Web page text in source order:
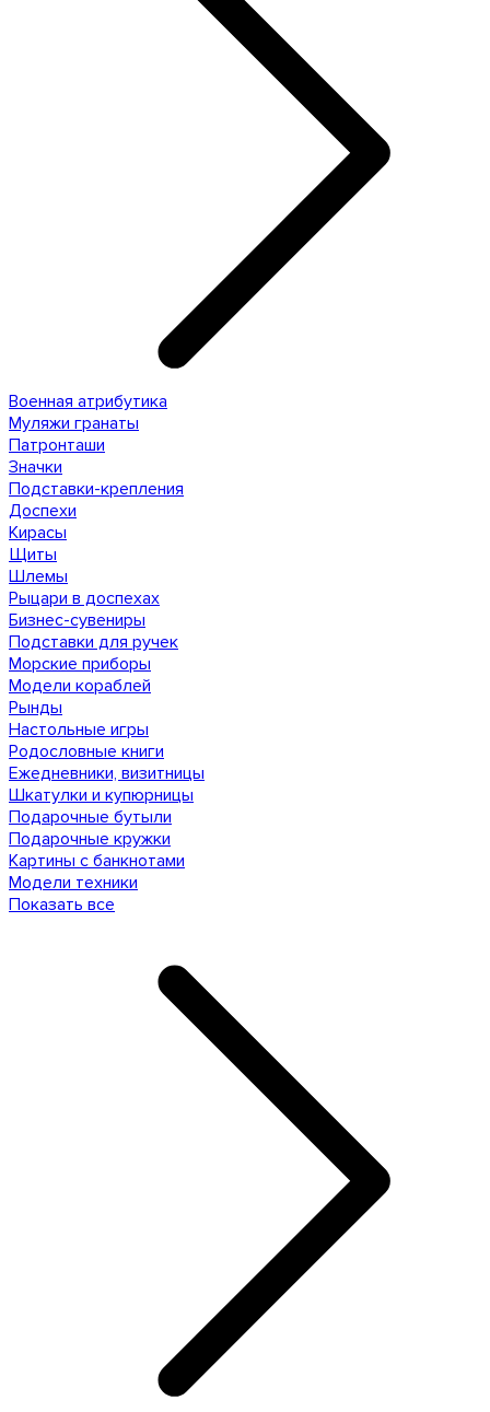
Военная атрибутика
Муляжи гранаты
Патронташи
Значки
Подставки-крепления
Доспехи
Кирасы
Щиты
Шлемы
Рыцари в доспехах
Бизнес-сувениры
Подставки для ручек
Морские приборы
Модели кораблей
Рынды
Настольные игры
Родословные книги
Ежедневники, визитницы
Шкатулки и купюрницы
Подарочные бутыли
Подарочные кружки
Картины с банкнотами
Модели техники
Показать все